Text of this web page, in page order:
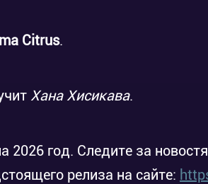
Citrus.
Хана Хисикава.
2026 год. Следите за
релиза на сайте: